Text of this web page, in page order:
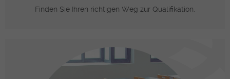
Finden Sie Ihren richtigen Weg zur Qualifikation.